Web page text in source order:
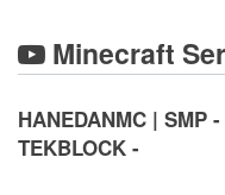
Minecraft
HANEDANMC | SMP
TEKBLOCK -